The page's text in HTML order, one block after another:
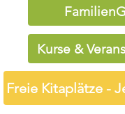
Kurse &
Freie Kitaplätze -